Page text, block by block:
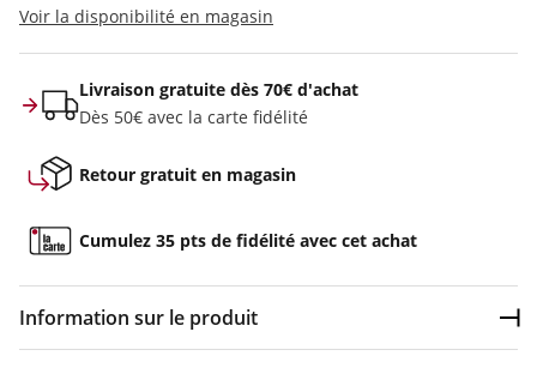
Voir la disponibilité en magasin
Livraison gratuite dès 70€ d'achat
Dès 50€ avec la carte fidélité
Retour gratuit en magasin
Cumulez 35 pts de fidélité avec cet achat
Information sur le produit